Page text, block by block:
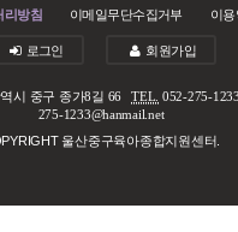
리방침 이메일무단수집거부 이
로그인 회원가입
시 중구 종가8길 66TEL. 052-275-1233
275-1233@hanmail.net
울산중구육아종합지원센터.